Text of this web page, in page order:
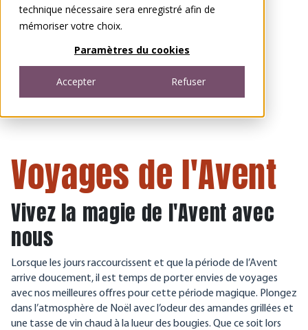
technique nécessaire sera enregistré afin de
mémoriser votre choix.
Paramètres du cookies
Accepter Refuser
Voyages de l'Avent
Vivez la magie de l'Avent avec
nous
Lorsque les jours raccourcissent et que la période de l’Avent
arrive doucement, il est temps de porter envies de voyages
avec nos meilleures offres pour cette période magique. Plongez
dans l’atmosphère de Noël avec l’odeur des amandes grillées et
une tasse de vin chaud à la lueur des bougies. Que ce soit lors